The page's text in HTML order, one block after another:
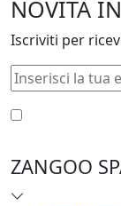
NOVITÀ
Iscriviti per
ZANGOO